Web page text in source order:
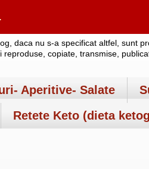
daca nu s-a specificat altfel, sunt
copiate, transmise,
Aperitive- Salate
Retete Keto (dieta